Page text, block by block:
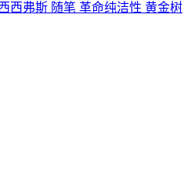
西弗斯 随笔 革命纯洁性 黄金树